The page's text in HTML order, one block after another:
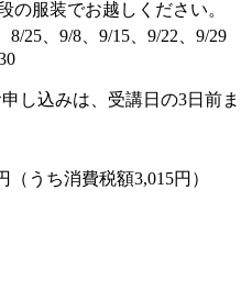
の服装でお越しください。
8/25、9/8、9/15、9/22、9/29
し込みは、受講日の3日前ま
（うち消費税額3,015円）